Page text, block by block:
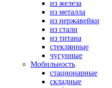
из железа
из металла
из нержавейки
из стали
из титана
стеклянные
чугунные
Мобильность
стационарные
складные